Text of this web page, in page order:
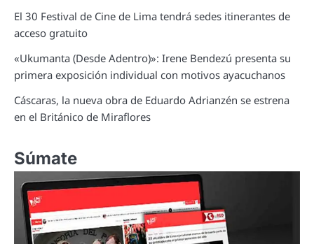
El 30 Festival de Cine de Lima tendrá sedes itinerantes de
acceso gratuito
«Ukumanta (Desde Adentro)»: Irene Bendezú presenta su
primera exposición individual con motivos ayacuchanos
Cáscaras, la nueva obra de Eduardo Adrianzén se estrena
en el Británico de Miraflores
Súmate